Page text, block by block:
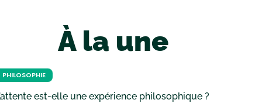
À la une
PHILOSOPHIE
est-elle une expérience philosophique ?